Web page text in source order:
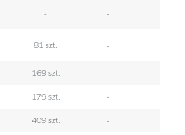
- -
81 szt. -
169 szt.
-
179 szt.
-
409 szt.
-